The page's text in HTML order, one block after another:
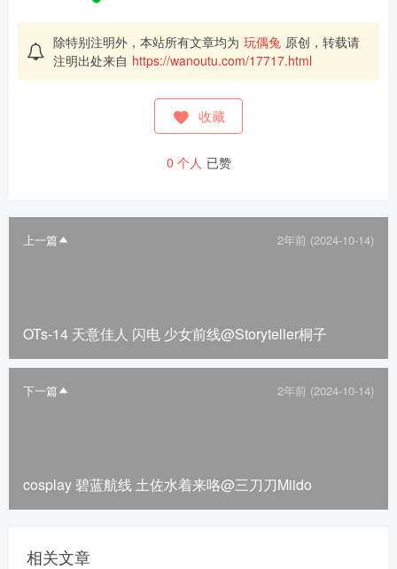
除特别注明外，本站所有文章均为 玩偶兔 原创，转载请
注明出处来自 https://wanoutu.com/17717.html
收藏
0 个人 已赞
上一篇 2年前 (2024-10-14)
OTs-14 天意佳人 闪电 少女前线@Storyteller桐子
下一篇 2年前 (2024-10-14)
cosplay 碧蓝航线 土佐水着来咯@三刀刀Miido
相关文章